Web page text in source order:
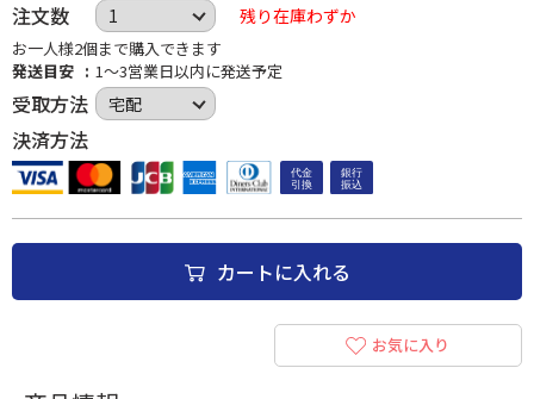
注文数 残り在庫わずか
お一人様2個まで購入できます
発送目安
1～3営業日以内に発送予定
受取方法
決済方法
カートに入れる
お気に入り